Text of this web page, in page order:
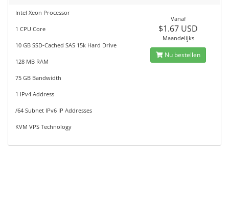
Intel Xeon Processor
1 CPU Core
10 GB SSD-Cached SAS 15k Hard Drive
128 MB RAM
75 GB Bandwidth
1 IPv4 Address
/64 Subnet IPv6 IP Addresses
KVM VPS Technology
Vanaf
$1.67 USD
Maandelijks
Nu bestellen